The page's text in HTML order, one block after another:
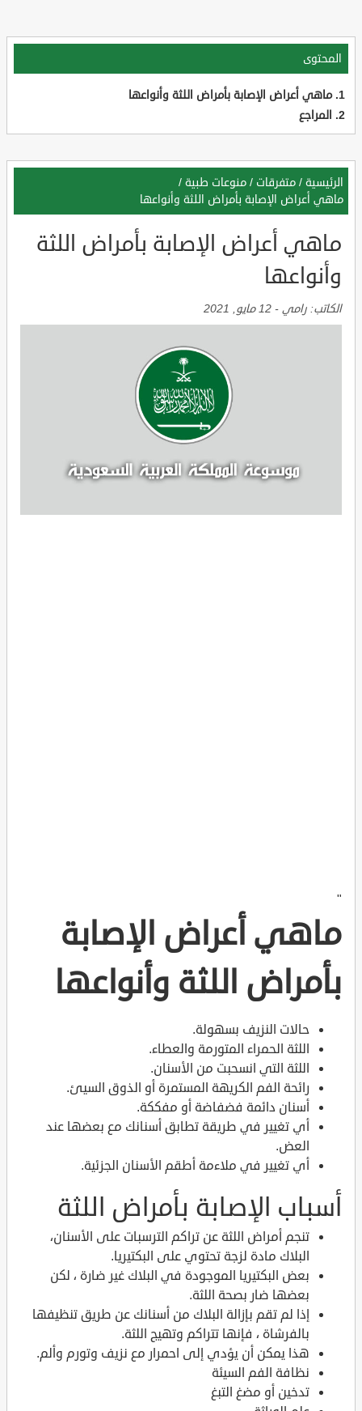
المحتوى
ماهي أعراض الإصابة بأمراض اللثة وأنواعها
المراجع
الرئيسية / متفرقات / منوعات طبية /
ماهي أعراض الإصابة بأمراض اللثة وأنواعها
ماهي أعراض الإصابة بأمراض اللثة
وأنواعها
الكاتب: رامي - 12 مايو, 2021
"
ماهي أعراض الإصابة
بأمراض اللثة وأنواعها
حالات النزيف بسهولة.
اللثة الحمراء المتورمة والعطاء.
اللثة التي انسحبت من الأسنان.
رائحة الفم الكريهة المستمرة أو الذوق السيئ.
أسنان دائمة فضفاضة أو مفككة.
أي تغيير في طريقة تطابق أسنانك مع بعضها عند
العض.
أي تغيير في ملاءمة أطقم الأسنان الجزئية.
أسباب الإصابة بأمراض اللثة
تنجم أمراض اللثة عن تراكم الترسبات على الأسنان،
البلاك مادة لزجة تحتوي على البكتيريا.
بعض البكتيريا الموجودة في البلاك غير ضارة ، لكن
بعضها ضار بصحة اللثة.
إذا لم تقم بإزالة البلاك من أسنانك عن طريق تنظيفها
بالفرشاة ، فإنها تتراكم وتهيج اللثة.
هذا يمكن أن يؤدي إلى احمرار مع نزيف وتورم وألم.
نظافة الفم السيئة
تدخين أو مضغ التبغ